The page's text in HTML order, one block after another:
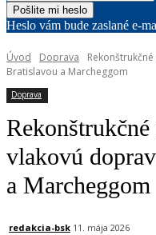
Heslo vám bude zaslané e-
Úvod Doprava
Bratislavou a Marcheggom
Doprava
Rekonštrukčné
vlakovú
a Marcheggom
redakcia-bsk 11. mája 2026